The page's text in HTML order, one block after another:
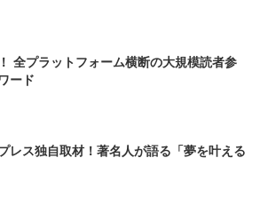
全プラットフォーム横断の大規模読者参
ード
レス独自取材！著名人が語る「夢を叶える